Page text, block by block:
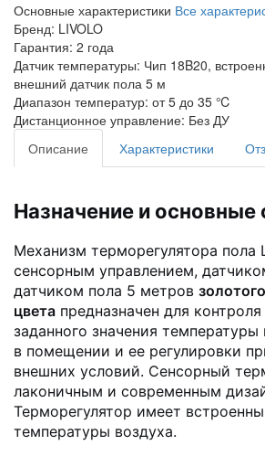
Основные характеристики Все
Бренд: LIVOLO
Гарантия: 2 года
Датчик температуры: Чип 18B20,
внешний датчик пола 5 м
Диапазон температур: от 5 до 35 ℃
Дистанционное управление: Без ДУ
Описание
Характеристики
Назначение и основные
Механизм терморегулятора пола
сенсорным управлением,
датчиком пола 5 метров золотого
цвета предназначен для
заданного значения температуры
в помещении и ее регулировки
внешних условий. Сенсорный
лаконичным и современным
Терморегулятор имеет
температуры воздуха.